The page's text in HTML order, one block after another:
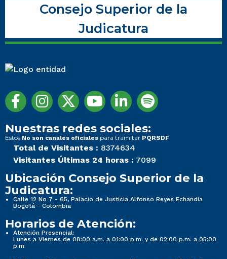
Consejo Superior de la
Judicatura
Nuestras redes sociales:
Estos No son canales oficiales para tramitar PQRSDF
Total de Visitantes : 8374634
Visitantes Últimas 24 horas : 7099
Ubicación Consejo Superior de la
Judicatura:
Calle 12 No 7 - 65, Palacio de Justicia Alfonso Reyes Echandía
Bogotá - Colombia
Horarios de Atención:
Atención Presencial:
Lunes a Viernes de 08:00 a.m. a 01:00 p.m. y de 02:00 p.m. a 05:00
p.m.